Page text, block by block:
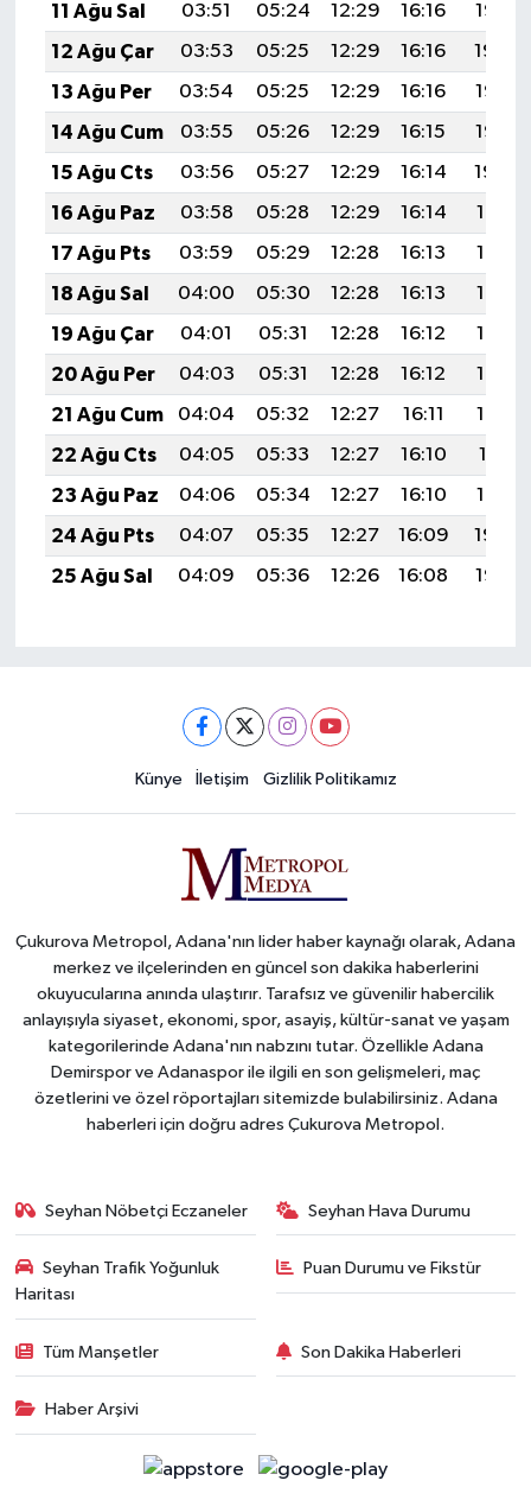
11 Ağu Sal
03:51 05:24 12:29 16:16
19:25
12 Ağu Çar
03:53 05:25 12:29 16:16
19:24
13 Ağu Per
03:54 05:25 12:29 16:16
19:23
14 Ağu Cum
03:55 05:26 12:29 16:15
19:22
15 Ağu Cts
03:56 05:27 12:29 16:14
19:20
16 Ağu Paz
03:58 05:28 12:29 16:14
19:19
17 Ağu Pts
03:59 05:29 12:28 16:13
19:18
18 Ağu Sal
04:00 05:30 12:28 16:13
19:17
19 Ağu Çar
04:01 05:31 12:28 16:12
19:15
20 Ağu Per
04:03 05:31 12:28 16:12
19:14
21 Ağu Cum
04:04 05:32 12:27 16:11
19:13
22 Ağu Cts
04:05 05:33 12:27 16:10
19:11
23 Ağu Paz
04:06 05:34 12:27 16:10
19:10
24 Ağu Pts
04:07 05:35 12:27 16:09
19:08
25 Ağu Sal
04:09 05:36 12:26 16:08 19:07
Künye İletişim Gizlilik Politikamız
Çukurova Metropol, Adana'nın lider haber kaynağı olarak, Adana
merkez ve ilçelerinden en güncel son dakika haberlerini
okuyucularına anında ulaştırır. Tarafsız ve güvenilir habercilik
anlayışıyla siyaset, ekonomi, spor, asayiş, kültür-sanat ve yaşam
kategorilerinde Adana'nın nabzını tutar. Özellikle Adana
Demirspor ve Adanaspor ile ilgili en son gelişmeleri, maç
özetlerini ve özel röportajları sitemizde bulabilirsiniz. Adana
haberleri için doğru adres Çukurova Metropol.
Seyhan Nöbetçi Eczaneler Seyhan Hava Durumu
Seyhan Trafik Yoğunluk
Haritası
Puan Durumu ve Fikstür
Tüm Manşetler Son Dakika Haberleri
Haber Arşivi